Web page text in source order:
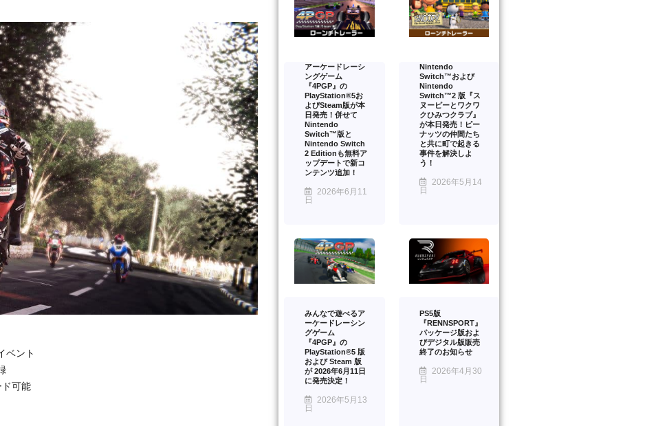
ベント
ド可能
アーケードレーシ
ングゲーム
『4PGP』の
PlayStation®5お
よびSteam版が本
日発売！併せて
Nintendo
Switch™版と
Nintendo Switch
2 Editionも無料ア
ップデートで新コ
ンテンツ追加！
2026年6月11
日
Nintendo
Switch™および
Nintendo
Switch™2 版『ス
ヌーピーとワクワ
クひみつクラブ』
が本日発売！ピー
ナッツの仲間たち
と共に町で起きる
事件を解決しよ
う！
2026年5月14
日
みんなで遊べるア
ーケードレーシン
グゲーム
『4PGP』の
PlayStation®5 版
および Steam 版
が 2026年6月11日
に発売決定！
2026年5月13
日
PS5版
『RENNSPORT』
パッケージ版およ
びデジタル版販売
終了のお知らせ
2026年4月30
日